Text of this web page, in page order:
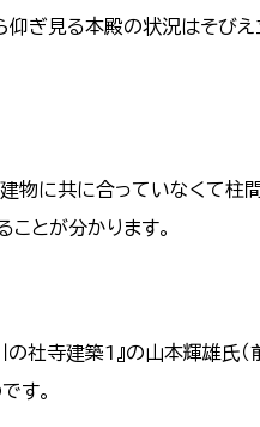
仰ぎ見る本殿の状況はそび
物に共に合っていなくて柱
とが分かります。
の社寺建築1』の山本輝雄氏（
す。